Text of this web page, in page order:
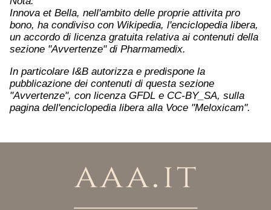
Innova et Bella, nell'ambito delle proprie attivita pro
bono, ha condiviso con Wikipedia, l'enciclopedia libera,
un accordo di licenza gratuita relativa ai contenuti della
sezione "Avvertenze" di Pharmamedix.
In particolare I&B autorizza e predispone la
pubblicazione dei contenuti di questa sezione
"Avvertenze", con licenza GFDL e CC-BY_SA, sulla
pagina dell'enciclopedia libera alla Voce "Meloxicam".